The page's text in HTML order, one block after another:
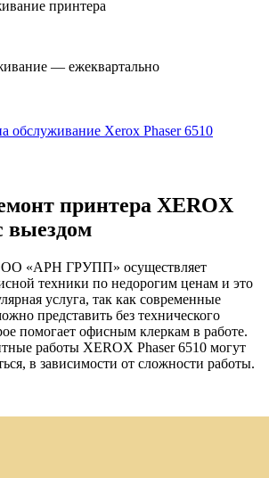
принтера
— ежеквартально
обслуживание Xerox Phaser 6510
принтера XEROX
выездом
«АРН ГРУПП» осуществляет
техники по недорогим ценам и это
услуга, так как современные
представить без технического
помогает офисным клеркам в работе.
работы XEROX Phaser 6510 могут
в зависимости от сложности работы.